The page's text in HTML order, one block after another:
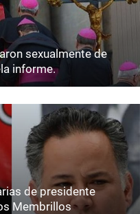
sexualmente de
informe.
de presidente
Membrillos